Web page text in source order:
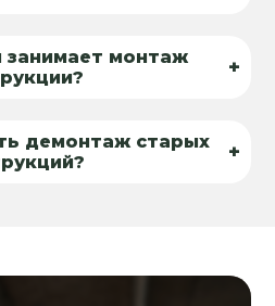
занимает монтаж
+
демонтаж старых
+